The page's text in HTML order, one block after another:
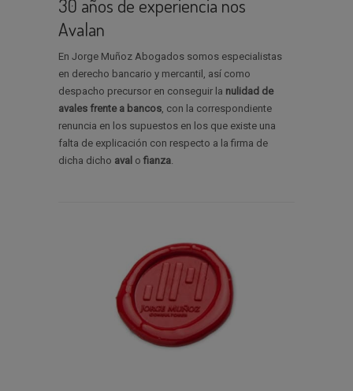
30 años de experiencia nos
Avalan
En Jorge Muñoz Abogados somos especialistas
en derecho bancario y mercantil, así como
despacho precursor en conseguir la nulidad de
avales frente a bancos , con la correspondiente
renuncia en los supuestos en los que existe una
falta de explicación con respecto a la firma de
dicha dicho aval o fianza